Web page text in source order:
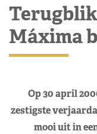
Máxima
Op 30 april
zestigste
mooi uit in